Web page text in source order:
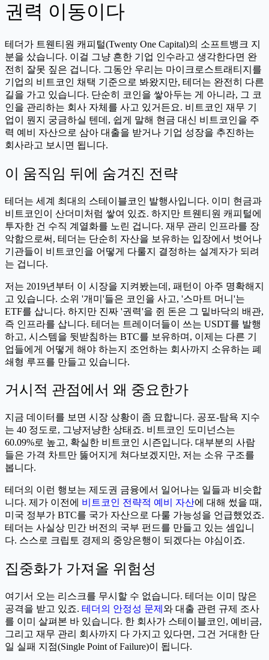
권력 이동이다
테더가 트웬티원 캐피털(Twenty One Capital)의 소프트뱅크 지
분을 샀습니다. 이걸 그냥 흔한 기업 인수라고 생각한다면 완
전히 잘못 짚은 겁니다. 그동안 우리는 마이크로스트래티지를
기업의 비트코인 채택 기준으로 봐왔지만, 테더는 완전히 다른
길을 가고 있습니다. 단순히 코인을 쌓아두는 게 아니라, 그 코
인을 관리하는 회사 자체를 사고 있거든요. 비트코인 재무 기
업이 뭔지 궁금하실 텐데, 쉽게 말해 현금 대신 비트코인을 주
력 예비 자산으로 삼아 대출을 받거나 기업 성장을 추진하는
회사라고 보시면 됩니다.
이 움직임 뒤에 숨겨진 전략
테더는 세계 최대의 스테이블코인 발행사입니다. 이미 현금과
비트코인이 산더미처럼 쌓여 있죠. 하지만 트웬티원 캐피털에
투자한 건 수직 계열화를 노린 겁니다. 재무 관리 인프라를 장
악함으로써, 테더는 단순히 자산을 보유하는 입장에서 벗어나
기관들이 비트코인을 어떻게 다룰지 결정하는 설계자가 되려
는 겁니다.
저는 2019년부터 이 시장을 지켜봤는데, 패턴이 아주 명확해지
고 있습니다. 소위 '개미'들은 코인을 사고, '스마트 머니'는
ETF를 삽니다. 하지만 진짜 '권력'을 쥔 돈은 그 밑바닥의 배관,
즉 인프라를 삽니다. 테더는 트레이더들이 쓰는 USDT를 발행
하고, 시스템을 뒷받침하는 BTC를 보유하며, 이제는 다른 기
업들에게 어떻게 해야 하는지 조언하는 회사까지 소유하는 폐
쇄형 루프를 만들고 있습니다.
거시적 관점에서 왜 중요한가
지금 데이터를 보면 시장 상황이 좀 묘합니다. 공포-탐욕 지수
는 40 정도로, 그냥저냥한 상태죠. 비트코인 도미넌스는
60.09%로 높고, 확실한 비트코인 시즌입니다. 대부분의 사람
들은 가격 차트만 뚫어지게 쳐다보겠지만, 저는 소유 구조를
봅니다.
테더의 이런 행보는 제도권 금융에서 일어나는 일들과 비슷합
니다. 제가 이전에 비트코인 전략적 예비 자산에 대해 썼을 때,
미국 정부가 BTC를 국가 자산으로 다룰 가능성을 언급했었죠.
테더는 사실상 민간 버전의 국부 펀드를 만들고 있는 셈입니
다. 스스로 크립토 경제의 중앙은행이 되겠다는 야심이죠.
집중화가 가져올 위험성
여기서 오는 리스크를 무시할 수 없습니다. 테더는 이미 많은
공격을 받고 있죠. 테더의 안정성 문제 와 대출 관련 규제 조사
를 이미 살펴본 바 있습니다. 한 회사가 스테이블코인, 예비금,
그리고 재무 관리 회사까지 다 가지고 있다면, 그건 거대한 단
일 실패 지점(Single Point of Failure)이 됩니다.